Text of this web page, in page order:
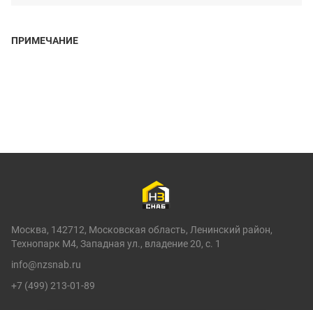
ПРИМЕЧАНИЕ
Москва, 142712, Московская область, Ленинский район,
Технопарк М4, Западная ул., владение 20, с. 1
info@nzsnab.ru
+7 (499) 213-01-89